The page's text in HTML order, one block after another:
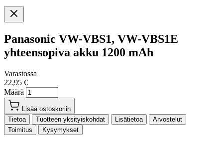
Panasonic VW-VBS1, VW-VBS1E
yhteensopiva akku 1200 mAh
Varastossa
22,95 €
Määrä
Lisää ostoskoriin
Tietoa
Tuotteen yksityiskohdat Lisätietoa
Arvostelut
Toimitus
Kysymykset